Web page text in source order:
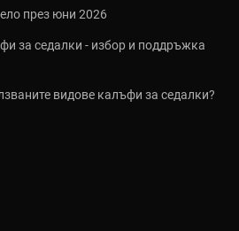
през юни 2026
за седалки - избор и поддръжка
видове калъфи за седалки?